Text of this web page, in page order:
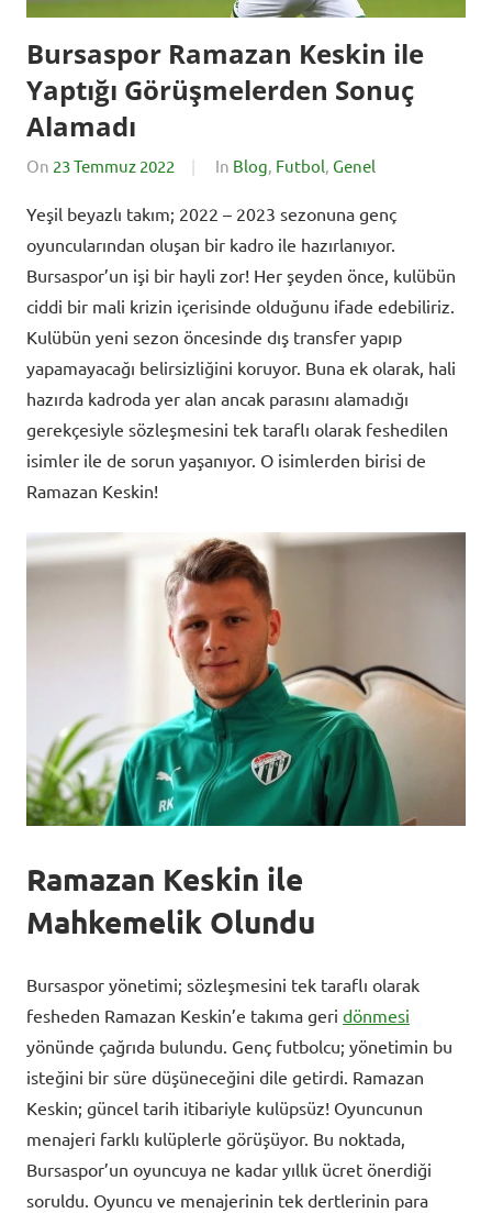
Bursaspor Ramazan Keskin ile
Yaptığı Görüşmelerden Sonuç
Alamadı
On 23 Temmuz 2022
By
In Blog, Futbol, Genel
Yeşil beyazlı takım; 2022 – 2023 sezonuna genç
oyuncularından oluşan bir kadro ile hazırlanıyor.
Bursaspor’un işi bir hayli zor! Her şeyden önce, kulübün
ciddi bir mali krizin içerisinde olduğunu ifade edebiliriz.
Kulübün yeni sezon öncesinde dış transfer yapıp
yapamayacağı belirsizliğini koruyor. Buna ek olarak, hali
hazırda kadroda yer alan ancak parasını alamadığı
gerekçesiyle sözleşmesini tek taraflı olarak feshedilen
isimler ile de sorun yaşanıyor. O isimlerden birisi de
Ramazan Keskin!
Ramazan Keskin ile
Mahkemelik Olundu
Bursaspor yönetimi; sözleşmesini tek taraflı olarak
fesheden Ramazan Keskin’e takıma geri dönmesi
yönünde çağrıda bulundu. Genç futbolcu; yönetimin bu
isteğini bir süre düşüneceğini dile getirdi. Ramazan
Keskin; güncel tarih itibariyle kulüpsüz! Oyuncunun
menajeri farklı kulüplerle görüşüyor. Bu noktada,
Bursaspor’un oyuncuya ne kadar yıllık ücret önerdiği
soruldu. Oyuncu ve menajerinin tek dertlerinin para